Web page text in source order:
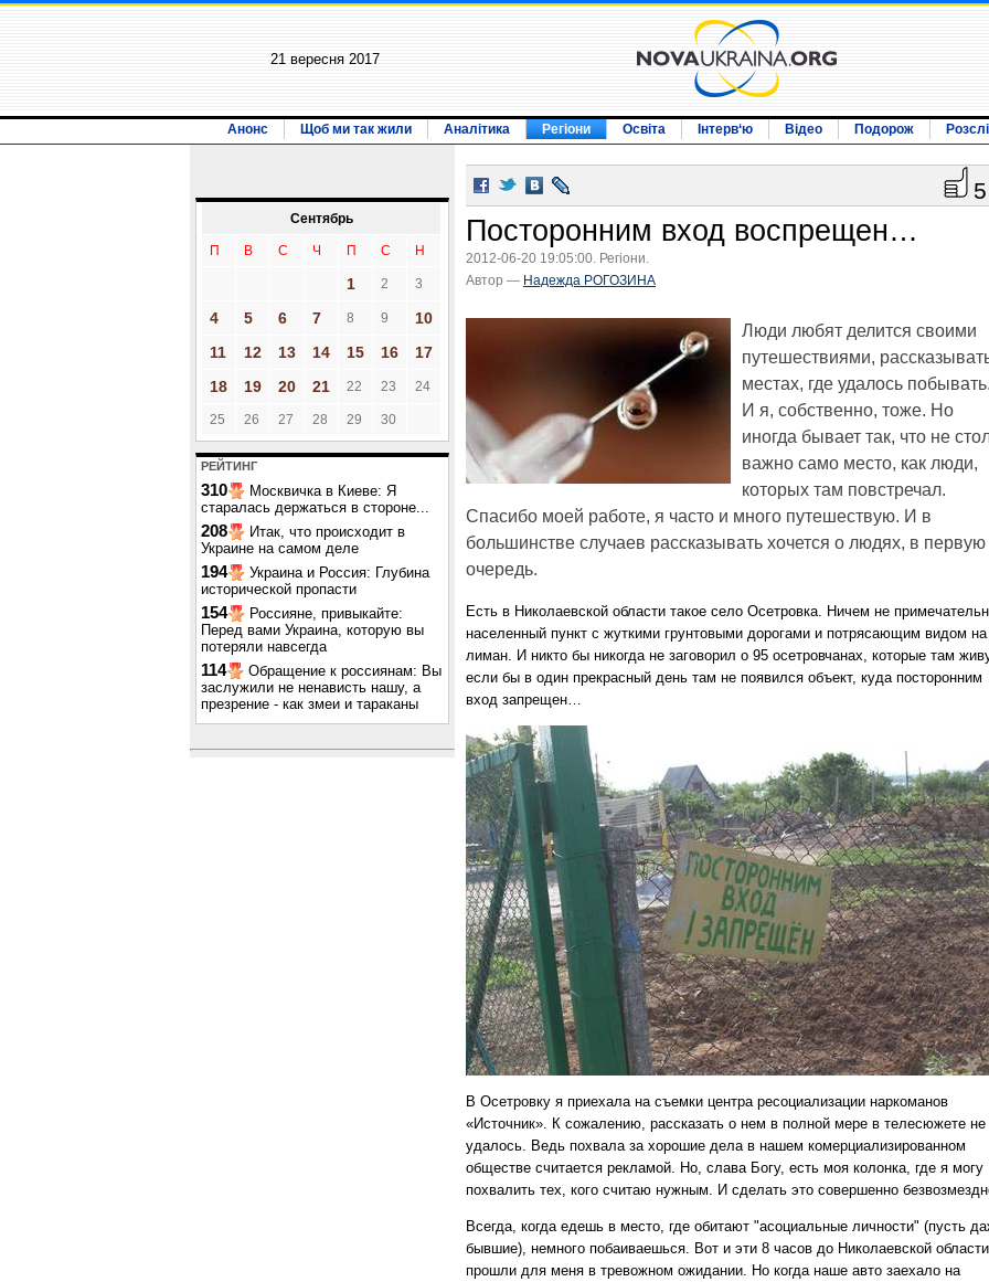
21 вересня 2017
Анонс Щоб ми так жили Аналітика Регіони Освіта Інтерв‘ю Відео Подорож
Сентябрь
П В С Ч П С Н
1 2 3
4 5 6 7 8 9
10
11
12 13 14 15 16
17
18
19 20 21 22 23 24
25 26 27 28 29 30
РЕЙТИНГ
310
Москвичка в Киеве: Я
старалась держаться в стороне...
208
Итак, что происходит в
Украине на самом деле
194
Украина и Россия: Глубина
исторической пропасти
154
Россияне, привыкайте:
Перед вами Украина, которую вы
потеряли навсегда
114
Обращение к россиянам: Вы
заслужили не ненависть нашу, а
презрение - как змеи и тараканы
5
Посторонним вход воспрещен…
2012-06-20 19:05:00. Регіони.
Автор — Надежда РОГОЗИНА
Люди любят делится своими
путешествиями,
местах, где удалось
И я, собственно, тоже. Но
иногда бывает так, что не
важно само место, как люди,
которых там повстречал.
Спасибо моей работе, я часто и много путешествую. И в
большинстве случаев рассказывать хочется о людях, в первую
очередь.
Есть в Николаевской области такое село Осетровка. Ничем не
населенный пункт с жуткими грунтовыми дорогами и потрясающим видом на
лиман. И никто бы никогда не заговорил о 95 осетровчанах, которые там
если бы в один прекрасный день там не появился объект, куда посторонним
вход запрещен…
В Осетровку я приехала на съемки центра ресоциализации наркоманов
«Источник». К сожалению, рассказать о нем в полной мере в телесюжете не
удалось. Ведь похвала за хорошие дела в нашем комерциализированном
обществе считается рекламой. Но, слава Богу, есть моя колонка, где я могу
похвалить тех, кого считаю нужным. И сделать это совершенно
Всегда, когда едешь в место, где обитают "асоциальные личности" (пусть
бывшие), немного побаиваешься. Вот и эти 8 часов до Николаевской области
прошли для меня в тревожном ожидании. Но когда наше авто заехало на